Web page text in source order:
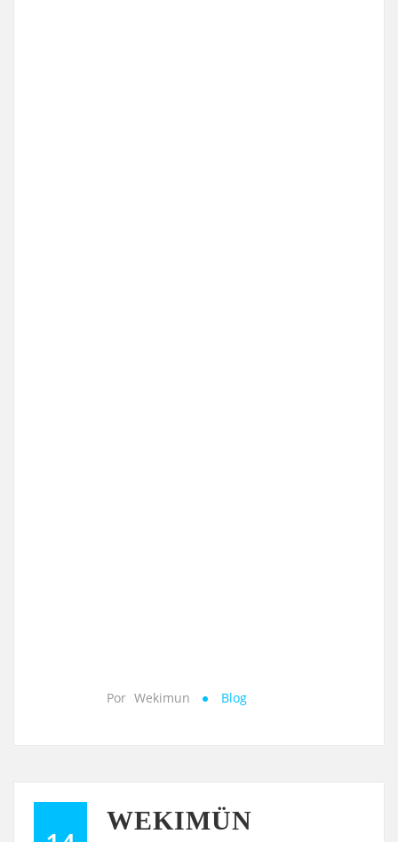
Por Wekimun Blog
WEKIMÜN